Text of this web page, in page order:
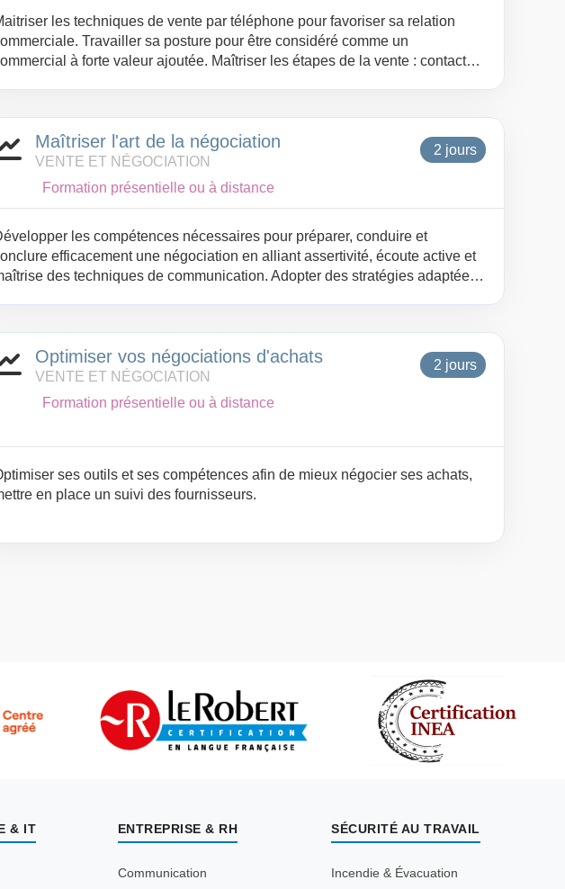
les techniques de vente par téléphone pour favoriser sa relation
Travailler sa posture pour être considéré comme un
à forte valeur ajoutée. Maîtriser les étapes de la vente : contacter,
Maîtriser l'art de la négociation
VENTE ET NÉGOCIATION
2 jours
Formation présentielle ou à distance
les compétences nécessaires pour préparer, conduire et
efficacement une négociation en alliant assertivité, écoute active et
des techniques de communication. Adopter des stratégies adaptées
Optimiser vos négociations d'achats
VENTE ET NÉGOCIATION
2 jours
Formation présentielle ou à distance
ses outils et ses compétences afin de mieux négocier ses achats,
en place un suivi des fournisseurs.
& IT ENTREPRISE & RH
Communication
SÉCURITÉ AU TRAVAIL
Incendie & Évacuation